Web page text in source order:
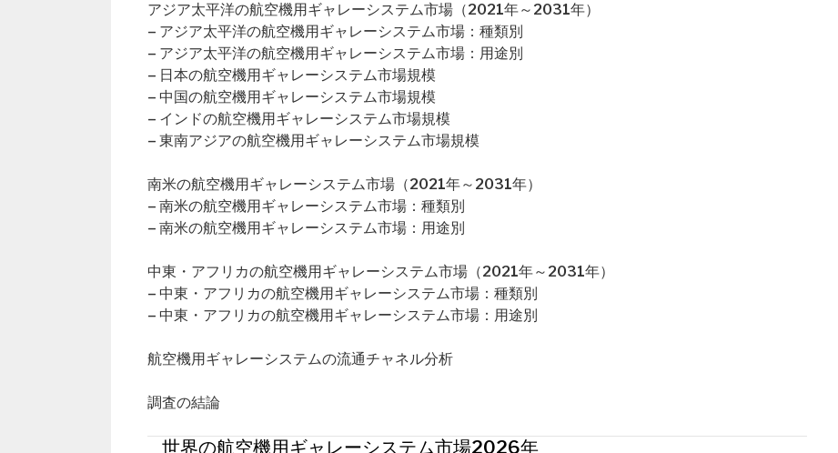
アジア太平洋の航空機用ギャレーシステム市場（2021年～2031年）
– アジア太平洋の航空機用ギャレーシステム市場：種類別
– アジア太平洋の航空機用ギャレーシステム市場：用途別
– 日本の航空機用ギャレーシステム市場規模
– 中国の航空機用ギャレーシステム市場規模
– インドの航空機用ギャレーシステム市場規模
– 東南アジアの航空機用ギャレーシステム市場規模
南米の航空機用ギャレーシステム市場（2021年～2031年）
– 南米の航空機用ギャレーシステム市場：種類別
– 南米の航空機用ギャレーシステム市場：用途別
中東・アフリカの航空機用ギャレーシステム市場（2021年～2031年）
– 中東・アフリカの航空機用ギャレーシステム市場：種類別
– 中東・アフリカの航空機用ギャレーシステム市場：用途別
航空機用ギャレーシステムの流通チャネル分析
調査の結論
世界の航空機用ギャレーシステム市場2026年